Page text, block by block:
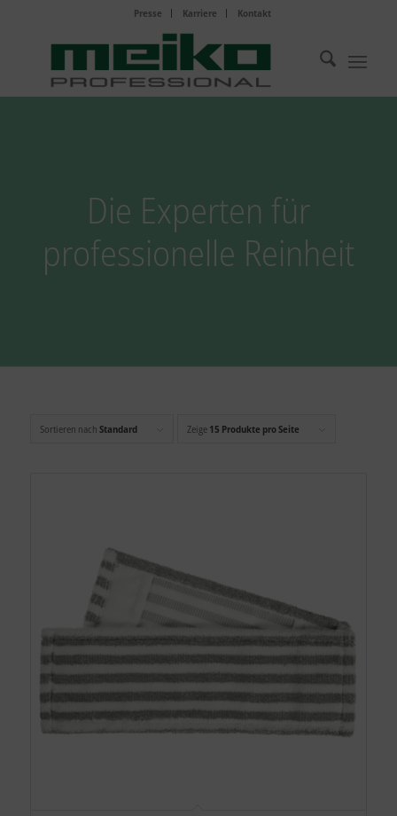
Presse Karriere Kontakt
Die Experten für
professionelle Reinheit
Sortieren nach Standard Zeige 15 Produkte pro Seite